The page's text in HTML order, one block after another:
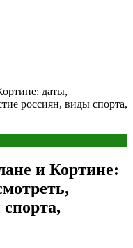
даты,
россиян, виды спорта,
и Кортине: